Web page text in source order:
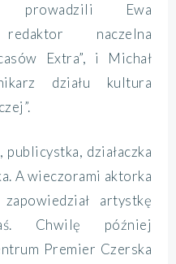
prowadzili Ewa
naczelna
Extra”, i Michał
działu kultura
publicystka, działaczka
A wieczorami aktorka
artystkę
Chwilę później
Premier Czerska